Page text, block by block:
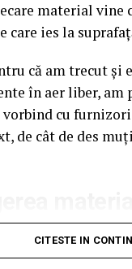
material vine
care ies la
că am trecut și
în aer liber,
cu
de cât de des
al unui
spre aspectul
CITESTE IN